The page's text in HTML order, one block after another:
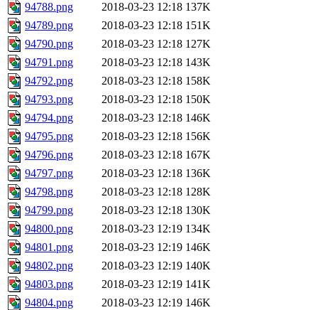
94788.png
2018-03-23 12:18 137K
94789.png
2018-03-23 12:18 151K
94790.png
2018-03-23 12:18 127K
94791.png
2018-03-23 12:18 143K
94792.png
2018-03-23 12:18 158K
94793.png
2018-03-23 12:18 150K
94794.png
2018-03-23 12:18 146K
94795.png
2018-03-23 12:18 156K
94796.png
2018-03-23 12:18 167K
94797.png
2018-03-23 12:18 136K
94798.png
2018-03-23 12:18 128K
94799.png
2018-03-23 12:18 130K
94800.png
2018-03-23 12:19 134K
94801.png
2018-03-23 12:19 146K
94802.png
2018-03-23 12:19 140K
94803.png
2018-03-23 12:19 141K
94804.png
2018-03-23 12:19 146K